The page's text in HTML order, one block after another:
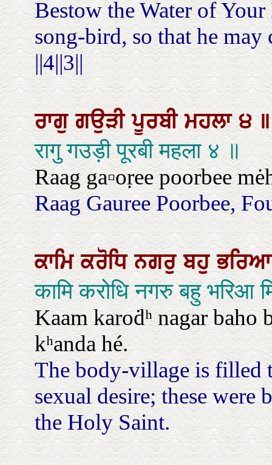
Bestow the Water of
song-bird, so that he
||4||3||
ਰਾਗੁਗਉੜੀਪੂਰਬੀਮਹਲਾ੪॥
रागु गउड़ी पूरबी महला ४ ॥
Raag ga▫oṛee poorbee
Raag Gauree Poorbee,
ਕਾਮਿਕਰੋਧਿਨਗਰੁਬਹੁ
कामि करोधि नगरु बहु
Kaam karoḋʰ nagar baho
kʰanda hé.
The body-village is filled
sexual desire; these
the Holy Saint.